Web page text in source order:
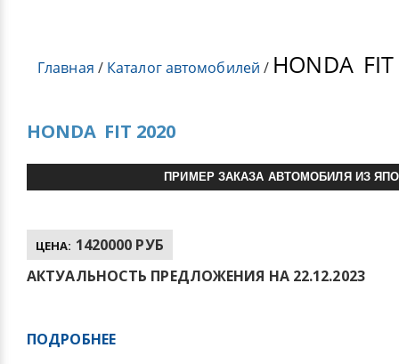
Главная / Каталог автомобилей / HONDA
HONDA FIT 2020
ПРИМЕР ЗАКАЗА АВТОМОБИЛЯ ИЗ
ЦЕНА: 1420000 РУБ
АКТУАЛЬНОСТЬ ПРЕДЛОЖЕНИЯ НА 22.12.2023
ПОДРОБНЕЕ